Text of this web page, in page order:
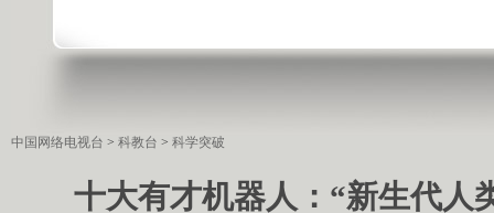
中国网络电视台 > 科教台 > 科学突破
十大有才机器人：“新生代人